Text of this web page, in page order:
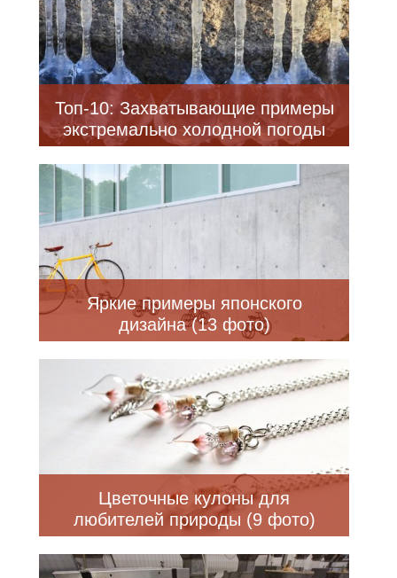
Топ-10: Захватывающие примеры
экстремально холодной погоды
Яркие примеры японского
дизайна (13 фото)
Цветочные кулоны для
любителей природы (9 фото)